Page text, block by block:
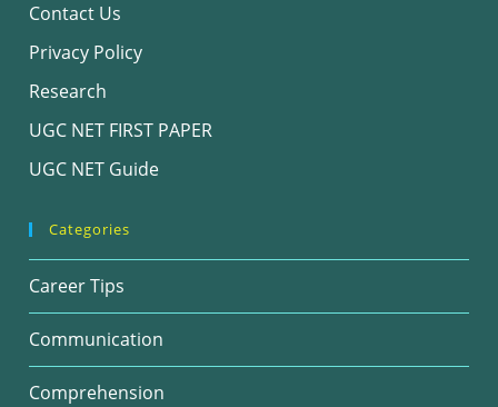
Contact Us
Privacy Policy
Research
UGC NET FIRST PAPER
UGC NET Guide
Categories
Career Tips
Communication
Comprehension